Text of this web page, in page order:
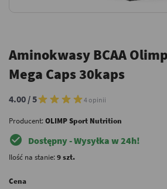
Aminokwasy BCAA
Mega Caps 30kaps
4.00 / 5 4 opinii
Producent:OLIMP Sport Nutrition
check_circle Dostępny - Wysyłka w 24h!
Ilość na stanie:9 szt.
Cena